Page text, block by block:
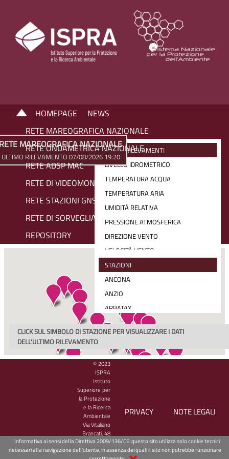
HOMEPAGE
NEWS
RETE MAREOGRAFICA NAZIONALE
RETE ONDAMETRICA NAZIONALE
RETE ADSP MAC
RETE DI VIDEOMONITORAGGIO COSTIERO
RETE STAZIONI GNSS
RETE DI SORVEGLIANZA SIAM
REPOSITORY
ULTIMI RILEVAMENTI
LIVELLO IDROMETRICO
TEMPERATURA ACQUA
TEMPERATURA ARIA
UMIDITÀ RELATIVA
PRESSIONE ATMOSFERICA
DIREZIONE VENTO
VELOCITÀ VENTO
RADIAZIONE SOLARE MEDIA (30 MIN)
PRECIPITAZIONE CUMULATA
VELOCITÀ E DIREZIONE VENTO
STAZIONI
ANCONA
ANZIO
ARBATAX
BARI
CAGLIARI
CARLOFORTE
CATANIA
CETRARO
CIVITAVECCHIA
CROTONE
GAETA
GENOVA
GINOSTRA
MAREOGRAFICA NAZIONALE
ULTIMO RILEVAMENTO 07/08/2026 19:20
CLICK SUL SIMBOLO DI STAZIONE PER VISUALIZZARE I DATI
DELL'ULTIMO RILEVAMENTO
© 2023
ISPRA
Istituto
Superiore per
la Protezione
e la Ricerca
Ambientale
Via Vitaliano
Brancati, 48
00144 Roma
- CF/PIVA
PRIVACY NOTE LEGALI
Informativa ai sensi della Direttiva 2009/136/CE: questo sito utilizza solo cookie tecnici
necessari alla navigazione dell'utente, in assenza dei quali il sito non potrebbe funzionare